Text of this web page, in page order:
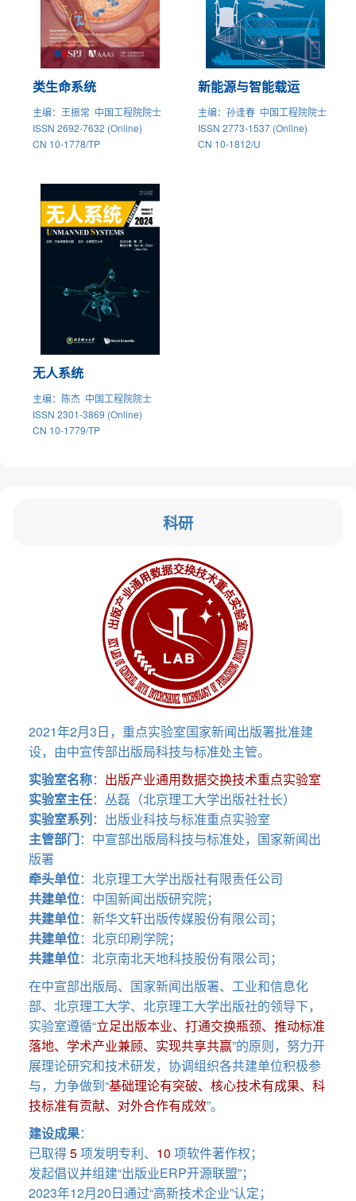
类生命系统
主编：王振常 中国工程院院士
ISSN 2692-7632 (Online)
CN 10-1778/TP
新能源与智能载运
主编：孙逢春 中国工程院院士
ISSN 2773-1537 (Online)
CN 10-1812/U
无人系统
主编：陈杰 中国工程院院士
ISSN 2301-3869 (Online)
CN 10-1779/TP
科研
2021年2月3日，重点实验室国家新闻出版署批准建
设，由中宣传部出版局科技与标准处主管。
实验室名称： 出版产业通用数据交换技术重点实验室
实验室主任：丛磊（北京理工大学出版社社长）
实验室系列：出版业科技与标准重点实验室
主管部门：中宣部出版局科技与标准处，国家新闻出
版署
牵头单位：北京理工大学出版社有限责任公司
共建单位：中国新闻出版研究院；
共建单位：新华文轩出版传媒股份有限公司；
共建单位：北京印刷学院；
共建单位：北京南北天地科技股份有限公司；
在中宣部出版局、国家新闻出版署、工业和信息化
部、北京理工大学、北京理工大学出版社的领导下，
实验室遵循“立足出版本业、打通交换瓶颈、推动标准
落地、学术产业兼顾、实现共享共赢”的原则，努力开
展理论研究和技术研发，协调组织各共建单位积极参
与，力争做到“基础理论有突破、核心技术有成果、科
技标准有贡献、对外合作有成效”。
建设成果：
已取得5项发明专利、 10 项软件著作权；
发起倡议并组建“出版业ERP开源联盟”；
2023年12月20日通过“高新技术企业”认定；